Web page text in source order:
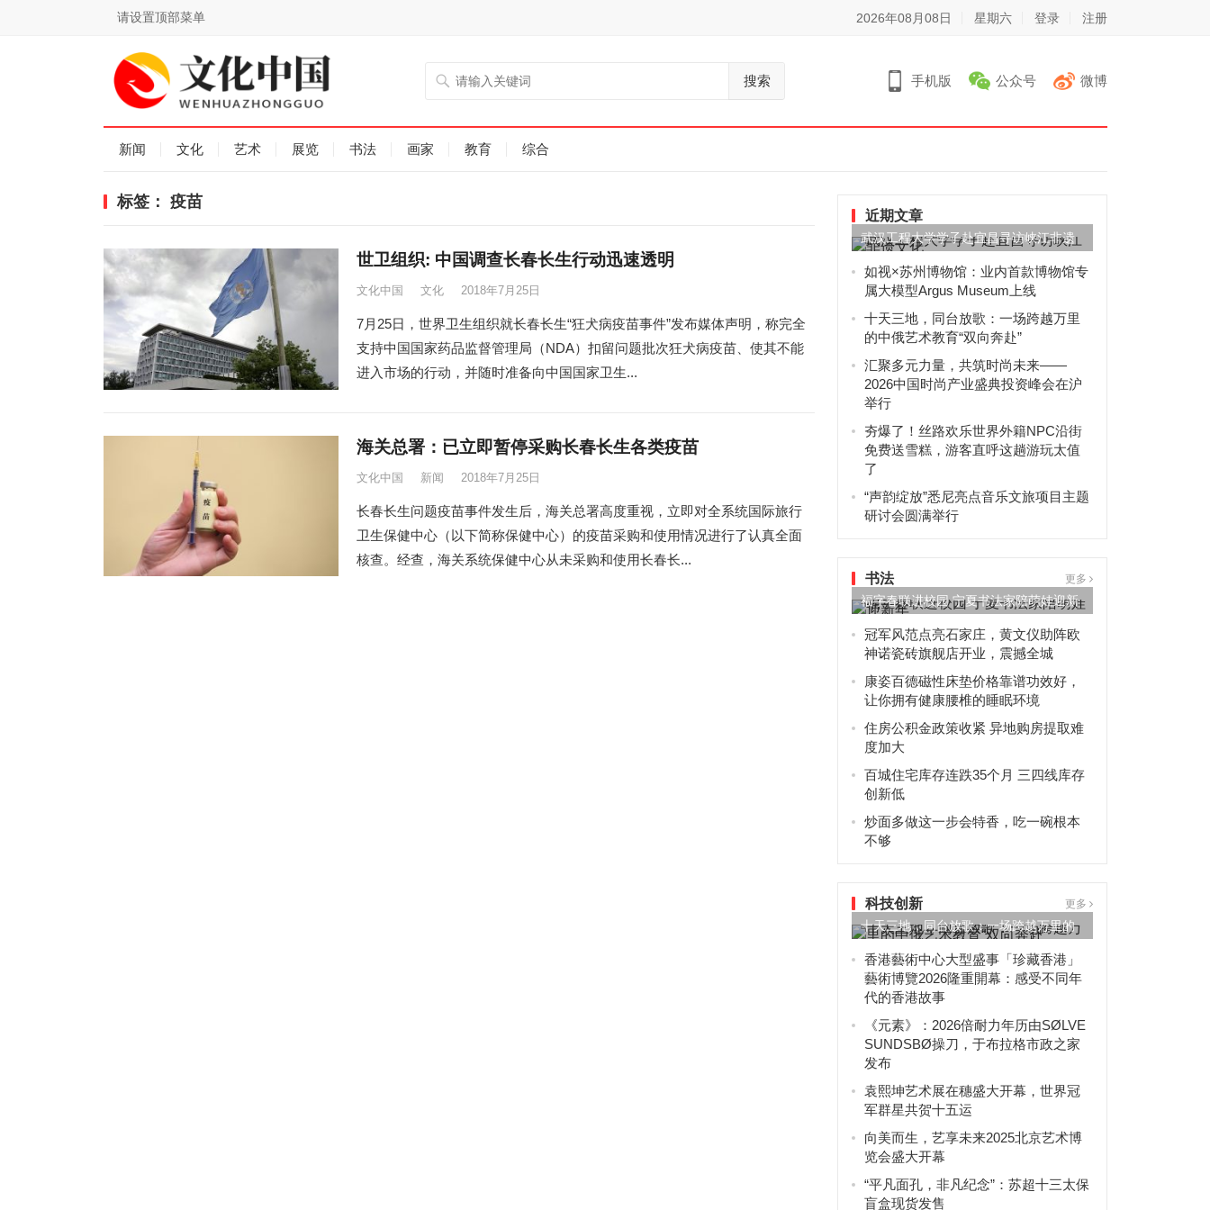
请设置顶部菜单 2026年08月08日 星期六 登录 注册
搜索 手机版 公众号 微博
新闻 文化 艺术 展览 书法 画家 教育 综合
标签： 疫苗
世卫组织: 中国调查长春长生行动迅速透明
文化中国 文化 2018年7月25日
7月25日，世界卫生组织就长春长生“狂犬病疫苗事件”发布媒体声明，称完全
支持中国国家药品监督管理局（NDA）扣留问题批次狂犬病疫苗、使其不能
进入市场的行动，并随时准备向中国国家卫生...
海关总署：已立即暂停采购长春长生各类疫苗
文化中国 新闻 2018年7月25日
长春长生问题疫苗事件发生后，海关总署高度重视，立即对全系统国际旅行
卫生保健中心（以下简称保健中心）的疫苗采购和使用情况进行了认真全面
核查。经查，海关系统保健中心从未采购和使用长春长...
近期文章
武汉工程大学学子赴宜昌寻访峡江非遗
文化
如视×苏州博物馆：业内首款博物馆专
属大模型Argus Museum上线
十天三地，同台放歌：一场跨越万里
的中俄艺术教育“双向奔赴”
汇聚多元力量，共筑时尚未来——
2026中国时尚产业盛典投资峰会在沪
举行
夯爆了！丝路欢乐世界外籍NPC沿街
免费送雪糕，游客直呼这趟游玩太值
了
“声韵绽放”悉尼亮点音乐文旅项目主题
研讨会圆满举行
书法 更多
福字春联进校园 宁夏书法家陪萌娃迎新
年
冠军风范点亮石家庄，黄文仪助阵欧
神诺瓷砖旗舰店开业，震撼全城
康姿百德磁性床垫价格靠谱功效好，
让你拥有健康腰椎的睡眠环境
住房公积金政策收紧 异地购房提取难
度加大
百城住宅库存连跌35个月 三四线库存
创新低
炒面多做这一步会特香，吃一碗根本
不够
科技创新 更多
十天三地，同台放歌：一场跨越万里的
中俄艺术教育“双向奔赴”
香港藝術中心大型盛事「珍藏香港」
藝術博覽2026隆重開幕：感受不同年
代的香港故事
《元素》：2026倍耐力年历由SØLVE
SUNDSBØ操刀，于布拉格市政之家
发布
袁熙坤艺术展在穗盛大开幕，世界冠
军群星共贺十五运
向美而生，艺享未来2025北京艺术博
览会盛大开幕
“平凡面孔，非凡纪念”：苏超十三太保
盲盒现货发售